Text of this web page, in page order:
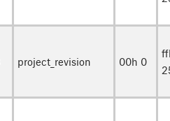
project_revision 00h 0